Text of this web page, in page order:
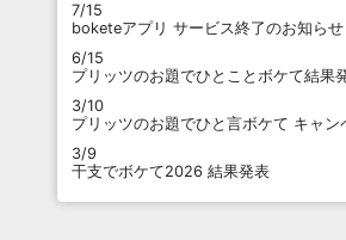
7/15
boketeアプリ サービス終了のお知らせ
6/15
プリッツのお題でひとことボケて結果
3/10
プリッツのお題でひと言ボケて キャン
3/9
干支でボケて2026 結果発表